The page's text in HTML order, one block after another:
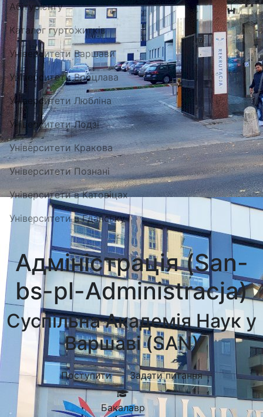
Абітурієнту
Каталог гуртожитків
Університети Варшави
Університети Вроцлава
Університети Любліна
Університети Лодзі
Університети Кракова
Університети Познані
Університети в Катовіцах
Університети в Гданську
Адміністрація (San-
bs-pl-Administracja)
Суспільна Академія Наук у
Варшаві (SAN)
Поступити Задати питання
Бакалавр